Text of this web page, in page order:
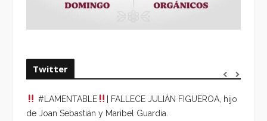
Twitter
#LAMENTABLE
| FALLECE JULIÁN FIGUEROA, hijo
de Joan Sebastián y Maribel Guardia.